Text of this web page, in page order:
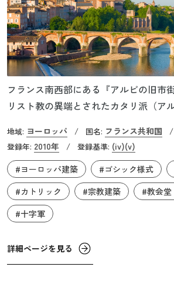
フランス南西部にある『アルビの旧市
リスト教の異端とされたカタリ派（ア
されており、フランス王フィリップ2世
の支持のもと、カタリ派を撃破するた
十字軍」を結成しました。カタリとは
し、ペルシア起源のマニ教の影響を受
ました。彼らは過激に教会制度を批判
なされたのです。カタリ派は1229年の
座都市となりました。司教座都市とは
地域: ヨーロッパ / 国名: フランス共和国 /
登録年: 2010年 / 登録基準: (iv)(v)
#ヨーロッパ建築
#ゴシック様式
#カトリック
#宗教建築
#教会堂
#十字軍
詳細ページを見る